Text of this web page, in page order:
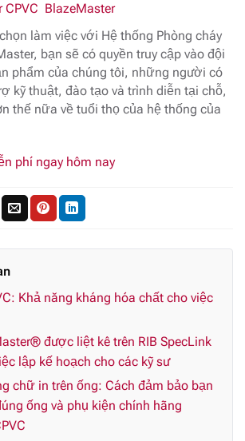
CPVC BlazeMaster
làm việc với Hệ thống Phòng cháy
bạn sẽ có quyền truy cập vào đội
phẩm của chúng tôi, những người có
kỹ thuật, đào tạo và trình diễn tại chỗ,
thế nữa về tuổi thọ của hệ thống của
phí ngay hôm nay
Khả năng kháng hóa chất cho việc
được liệt kê trên RIB SpecLink
lập kế hoạch cho các kỹ sư
chữ in trên ống: Cách đảm bảo bạn
ống và phụ kiện chính hãng